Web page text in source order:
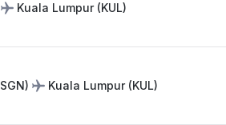
Kuala Lumpur(KUL)
SGN) Kuala Lumpur(KUL)